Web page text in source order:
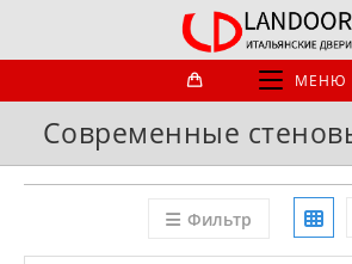
МЕНЮ
Современные
Фильтр